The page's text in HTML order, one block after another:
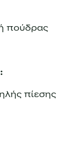
πούδρας
πίεσης